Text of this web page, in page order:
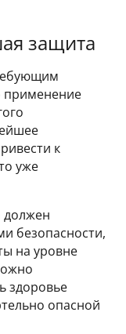
защита
применение
к
уже
должен
безопасности,
на уровне
здоровье
опасной